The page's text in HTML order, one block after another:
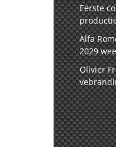
Eerste
Alfa
2029
Olivier